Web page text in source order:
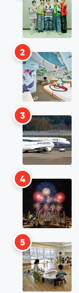
2
3
4
5